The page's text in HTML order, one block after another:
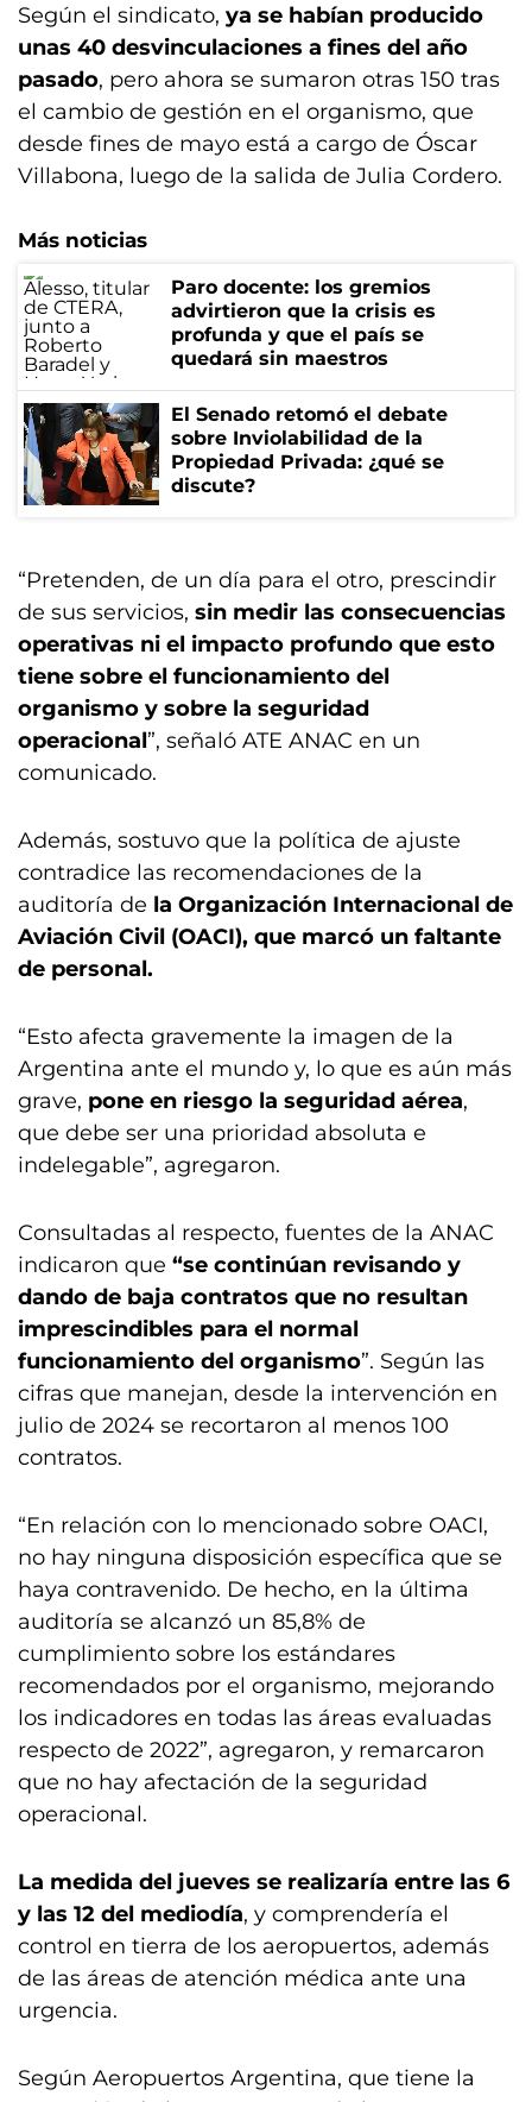
Según el sindicato, ya se habían producido
unas 40 desvinculaciones a fines del año
pasado, pero ahora se sumaron otras 150 tras
el cambio de gestión en el organismo, que
desde fines de mayo está a cargo de Óscar
Villabona, luego de la salida de Julia Cordero.
Más noticias
Paro docente: los gremios
advirtieron que la crisis es
profunda y que el país se
quedará sin maestros
El Senado retomó el debate
sobre Inviolabilidad de la
Propiedad Privada: ¿qué se
discute?
“Pretenden, de un día para el otro, prescindir
de sus servicios, sin medir las consecuencias
operativas ni el impacto profundo que esto
tiene sobre el funcionamiento del
organismo y sobre la seguridad
operacional”, señaló ATE ANAC en un
comunicado.
Además, sostuvo que la política de ajuste
contradice las recomendaciones de la
auditoría de la Organización Internacional de
Aviación Civil (OACI), que marcó un faltante
de personal.
“Esto afecta gravemente la imagen de la
Argentina ante el mundo y, lo que es aún más
grave, pone en riesgo la seguridad aérea,
que debe ser una prioridad absoluta e
indelegable”, agregaron.
Consultadas al respecto, fuentes de la ANAC
indicaron que “se continúan revisando y
dando de baja contratos que no resultan
imprescindibles para el normal
funcionamiento del organismo”. Según las
cifras que manejan, desde la intervención en
julio de 2024 se recortaron al menos 100
contratos.
“En relación con lo mencionado sobre OACI,
no hay ninguna disposición específica que se
haya contravenido. De hecho, en la última
auditoría se alcanzó un 85,8% de
cumplimiento sobre los estándares
recomendados por el organismo, mejorando
los indicadores en todas las áreas evaluadas
respecto de 2022”, agregaron, y remarcaron
que no hay afectación de la seguridad
operacional.
La medida del jueves se realizaría entre las 6
y las 12 del mediodía, y comprendería el
control en tierra de los aeropuertos, además
de las áreas de atención médica ante una
urgencia.
Según Aeropuertos Argentina, que tiene la